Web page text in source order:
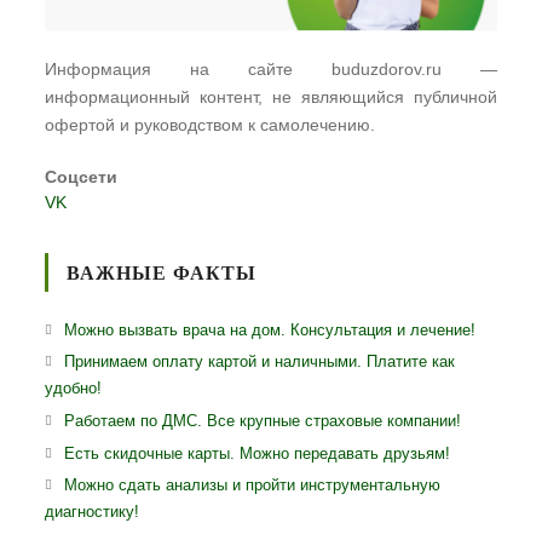
Информация на сайте buduzdorov.ru —
информационный контент, не являющийся публичной
офертой и руководством к самолечению.
Соцсети
VK
ВАЖНЫЕ ФАКТЫ
Можно вызвать врача на дом. Консультация и лечение!
Принимаем оплату картой и наличными. Платите как
удобно!
Работаем по ДМС. Все крупные страховые компании!
Есть скидочные карты. Можно передавать друзьям!
Можно сдать анализы и пройти инструментальную
диагностику!